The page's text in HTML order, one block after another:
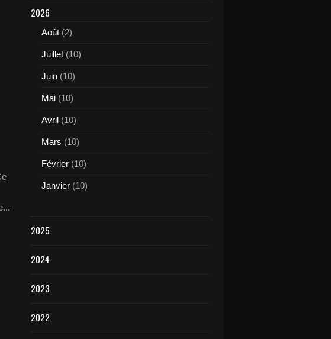
2026
Août (2)
Juillet (10)
Juin (10)
Mai (10)
Avril (10)
Mars (10)
Février (10)
Janvier (10)
2025
2024
2023
2022